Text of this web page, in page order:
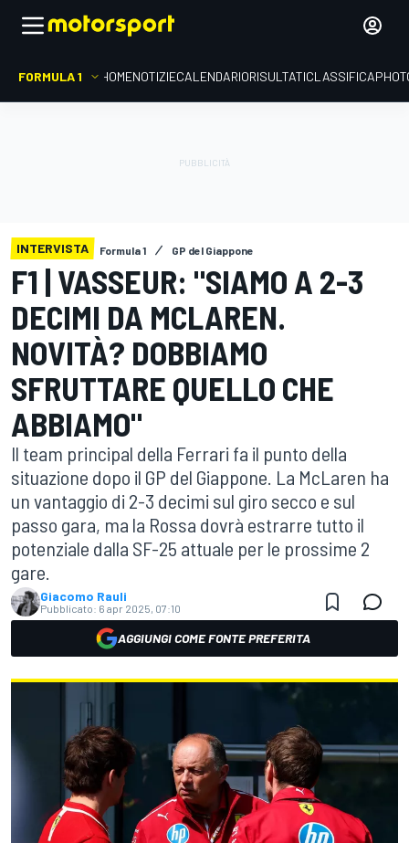
FORMULA 1 HOMENOTIZIECALENDARIORISULTATICLASSIFICA
INTERVISTA Formula 1 GP del Giappone
F1 | VASSEUR: "SIAMO A 2-3
DECIMI DA MCLAREN.
NOVITÀ? DOBBIAMO
SFRUTTARE QUELLO CHE
ABBIAMO"
Il team principal della Ferrari fa il punto della
situazione dopo il GP del Giappone. La McLaren ha
un vantaggio di 2-3 decimi sul giro secco e sul
passo gara, ma la Rossa dovrà estrarre tutto il
potenziale dalla SF-25 attuale per le prossime 2
gare.
Giacomo Rauli
Pubblicato: 6 apr 2025, 07:10
AGGIUNGI COME FONTE PREFERITA